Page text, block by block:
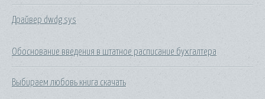
Драйвер dwdg sys
Обоснование введения в штатное расписание бухгалтера
Выбираем любовь книга скачать